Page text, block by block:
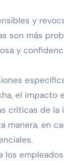
y
son más
y
el impacto
críticas de la
manera, en